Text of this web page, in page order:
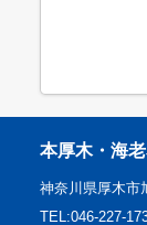
本厚木・海
神奈川県厚木市
TEL:046-227-